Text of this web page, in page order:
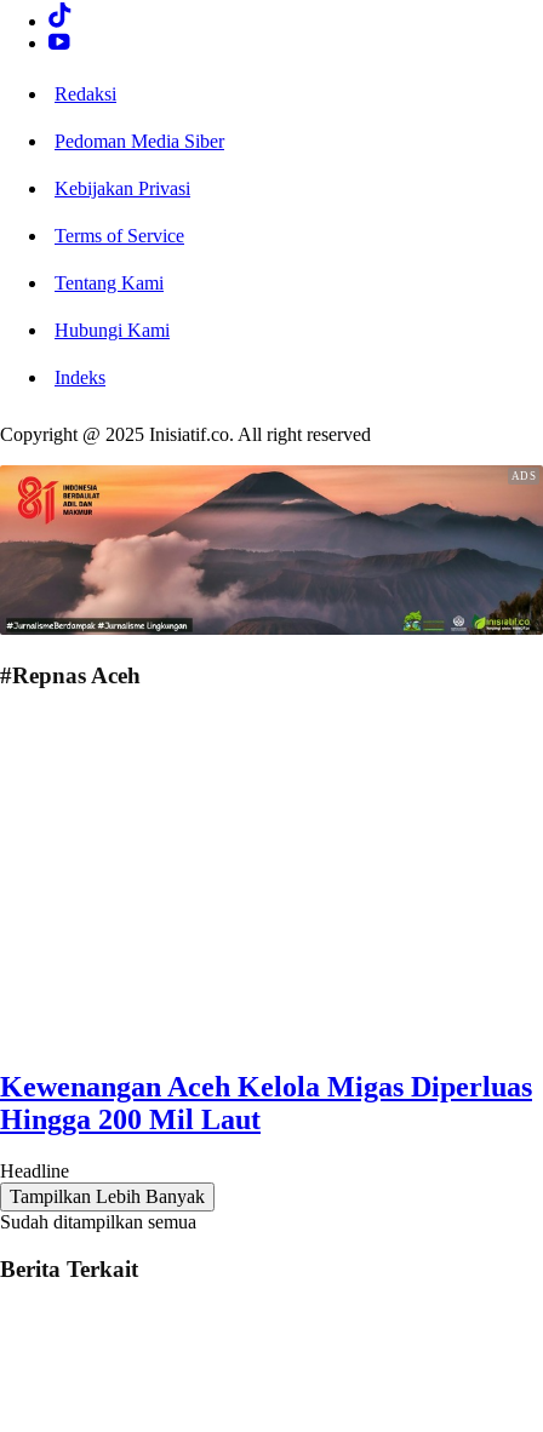
Redaksi
Pedoman Media Siber
Kebijakan Privasi
Terms of Service
Tentang Kami
Hubungi Kami
Indeks
Copyright @ 2025 Inisiatif.co. All right reserved
#Repnas Aceh
Kewenangan Aceh Kelola Migas Diperluas
Hingga 200 Mil Laut
Headline
Tampilkan Lebih Banyak
Sudah ditampilkan semua
Berita Terkait